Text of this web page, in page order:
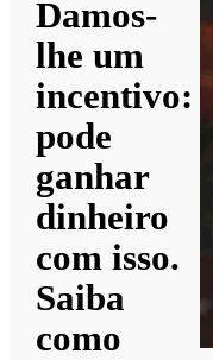
Damos-
lhe um
incentivo:
pode
ganhar
dinheiro
com isso.
Saiba
como